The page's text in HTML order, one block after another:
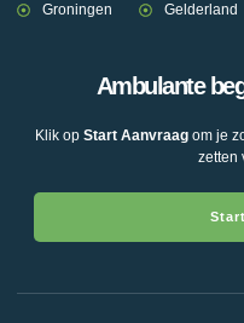
Groningen
Gelderland
Ambulante
Klik op Start Aanvraagom je
zetten